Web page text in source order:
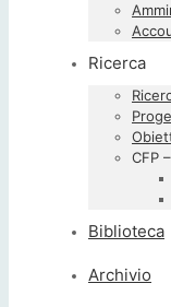
Ricerca
CFP
Biblioteca
Archivio